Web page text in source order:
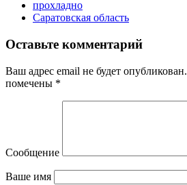
прохладно
Саратовская область
Оставьте комментарий
Ваш адрес email не будет опубликован.
помечены *
Сообщение
Ваше имя